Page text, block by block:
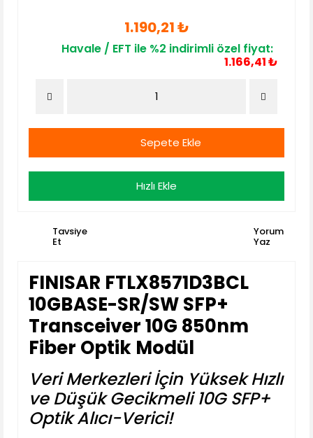
1.190,21 ₺
Havale / EFT ile %2 indirimli özel fiyat:
1.166,41 ₺
Sepete Ekle
Hızlı Ekle
Tavsiye
Et
Yorum
Yaz
FINISAR FTLX8571D3BCL
10GBASE-SR/SW SFP+
Transceiver 10G 850nm
Fiber Optik Modül
Veri Merkezleri İçin Yüksek Hızlı
ve Düşük Gecikmeli 10G SFP+
Optik Alıcı-Verici!